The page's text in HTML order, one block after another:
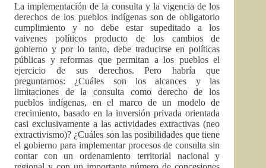
La implementación de la consulta y la vigencia de los
derechos de los pueblos indígenas son de obligatorio
cumplimiento y no debe estar supeditado a los
vaivenes políticos producto de los cambios de
gobierno y por lo tanto, debe traducirse en políticas
públicas y reformas que permitan a los pueblos el
ejercicio de sus derechos. Pero habría que
preguntarnos: ¿Cuáles son los alcances y las
limitaciones de la consulta como derecho de los
pueblos indígenas, en el marco de un modelo de
crecimiento, basado en la inversión privada orientada
casi exclusivamente a las actividades extractivas (neo
extractivismo)? ¿Cuáles son las posibilidades que tiene
el gobierno para implementar procesos de consulta sin
contar con un ordenamiento territorial nacional y